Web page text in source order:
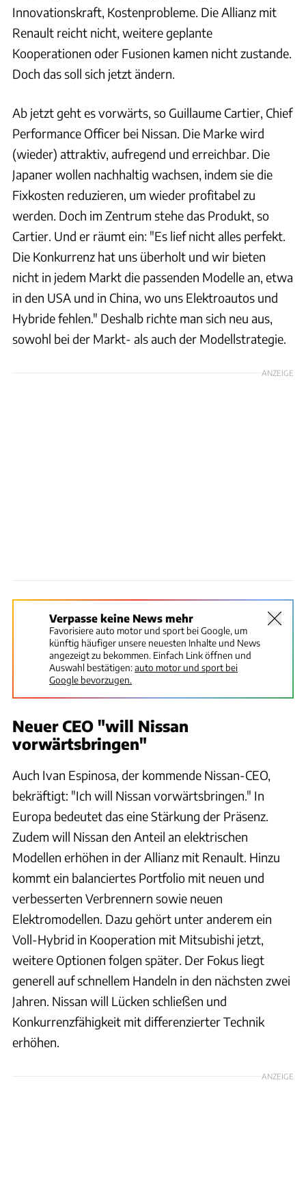
Innovationskraft, Kostenprobleme. Die Allianz mit
Renault reicht nicht, weitere geplante
Kooperationen oder Fusionen kamen nicht zustande.
Doch das soll sich jetzt ändern.
Ab jetzt geht es vorwärts, so Guillaume Cartier, Chief
Performance Officer bei Nissan. Die Marke wird
(wieder) attraktiv, aufregend und erreichbar. Die
Japaner wollen nachhaltig wachsen, indem sie die
Fixkosten reduzieren, um wieder profitabel zu
werden. Doch im Zentrum stehe das Produkt, so
Cartier. Und er räumt ein: "Es lief nicht alles perfekt.
Die Konkurrenz hat uns überholt und wir bieten
nicht in jedem Markt die passenden Modelle an, etwa
in den USA und in China, wo uns Elektroautos und
Hybride fehlen." Deshalb richte man sich neu aus,
sowohl bei der Markt- als auch der Modellstrategie.
ANZEIGE
Verpasse keine News mehr
Favorisiere auto motor und sport bei Google, um
künftig häufiger unsere neuesten Inhalte und News
angezeigt zu bekommen. Einfach Link öffnen und
Auswahl bestätigen:auto motor und sport bei
Google bevorzugen.
Neuer CEO "will Nissan
vorwärtsbringen"
Auch Ivan Espinosa, der kommende Nissan-CEO,
bekräftigt: "Ich will Nissan vorwärtsbringen." In
Europa bedeutet das eine Stärkung der Präsenz.
Zudem will Nissan den Anteil an elektrischen
Modellen erhöhen in der Allianz mit Renault. Hinzu
kommt ein balanciertes Portfolio mit neuen und
verbesserten Verbrennern sowie neuen
Elektromodellen. Dazu gehört unter anderem ein
Voll-Hybrid in Kooperation mit Mitsubishi jetzt,
weitere Optionen folgen später. Der Fokus liegt
generell auf schnellem Handeln in den nächsten zwei
Jahren. Nissan will Lücken schließen und
Konkurrenzfähigkeit mit differenzierter Technik
erhöhen.
ANZEIGE